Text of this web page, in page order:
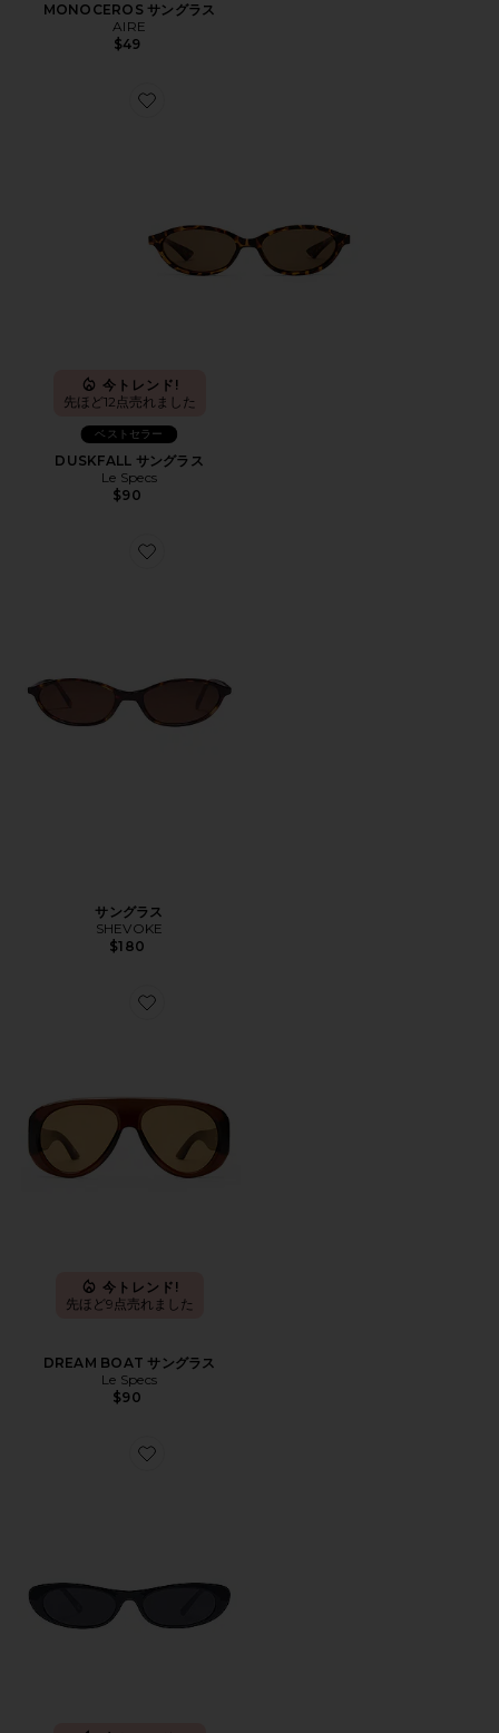
MONOCEROS サングラス
AIRE
$49
Favorite DUSKFALL サングラス
今トレンド!
先ほど12点売れました
ベストセラー
DUSKFALL サングラス
Le Specs
$90
Favorite サングラス
サングラス
SHEVOKE
$180
Favorite DREAM BOAT サングラス
今トレンド!
先ほど9点売れました
DREAM BOAT サングラス
Le Specs
$90
Favorite AVIOR サングラス